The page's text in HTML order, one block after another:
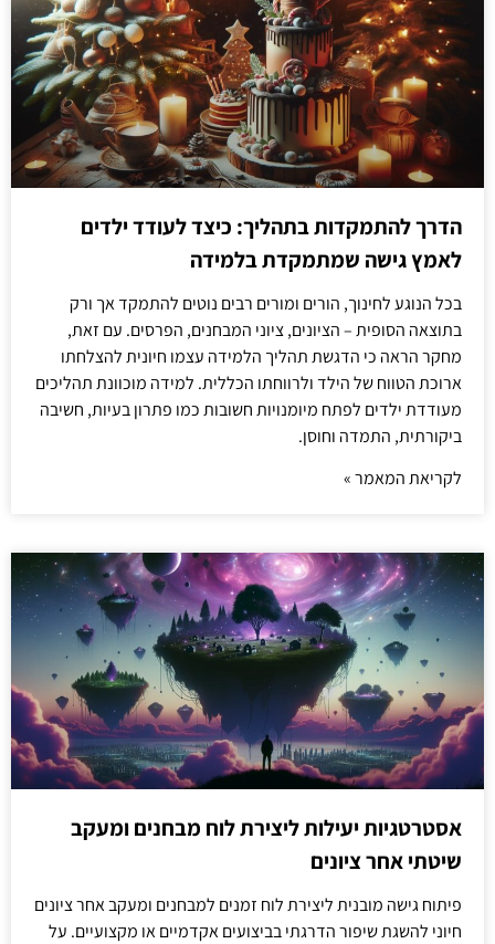
הדרך להתמקדות בתהליך: כיצד לעודד ילדים
לאמץ גישה שמתמקדת בלמידה
בכל הנוגע לחינוך, הורים ומורים רבים נוטים להתמקד אך ורק
בתוצאה הסופית – הציונים, ציוני המבחנים, הפרסים. עם זאת,
מחקר הראה כי הדגשת תהליך הלמידה עצמו חיונית להצלחתו
ארוכת הטווח של הילד ולרווחתו הכללית. למידה מוכוונת תהליכים
מעודדת ילדים לפתח מיומנויות חשובות כמו פתרון בעיות, חשיבה
ביקורתית, התמדה וחוסן.
לקריאת המאמר »
אסטרטגיות יעילות ליצירת לוח מבחנים ומעקב
שיטתי אחר ציונים
פיתוח גישה מובנית ליצירת לוח זמנים למבחנים ומעקב אחר ציונים
חיוני להשגת שיפור הדרגתי בביצועים אקדמיים או מקצועיים. על